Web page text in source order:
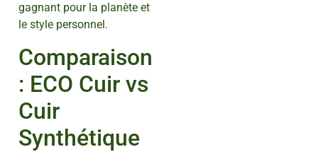
gagnant pour la planète et
le style personnel.
Comparaison
: ECO Cuir vs
Cuir
Synthétique